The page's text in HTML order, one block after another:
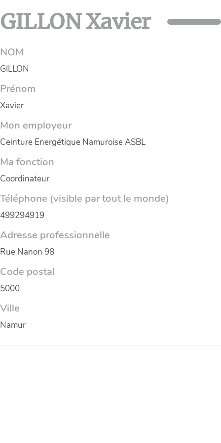
GILLON Xavier
NOM
GILLON
Prénom
Xavier
Mon employeur
Ceinture Energétique Namuroise ASBL
Ma fonction
Coordinateur
Téléphone (visible par tout le monde)
499294919
Adresse professionnelle
Rue Nanon 98
Code postal
5000
Ville
Namur